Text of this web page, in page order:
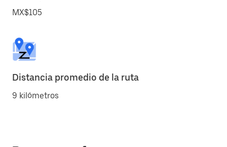
MX$105
Distancia promedio de la ruta
9 kilómetros